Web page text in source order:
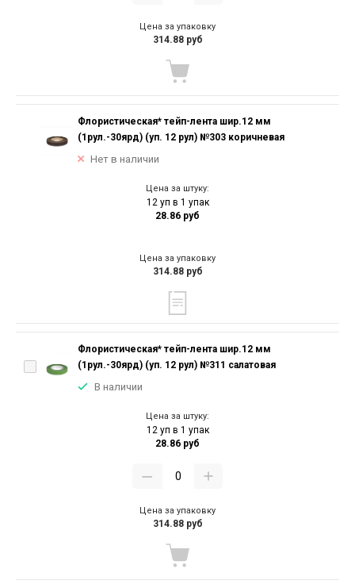
Цена за упаковку
314.88 руб
Флористическая* тейп-лента шир.12 мм
(1рул.-30ярд) (уп. 12 рул) №303 коричневая
Нет в наличии
Цена за штуку:
12 уп в 1 упак
28.86 руб
Цена за упаковку
314.88 руб
Флористическая* тейп-лента шир.12 мм
(1рул.-30ярд) (уп. 12 рул) №311 салатовая
В наличии
Цена за штуку:
12 уп в 1 упак
28.86 руб
Цена за упаковку
314.88 руб